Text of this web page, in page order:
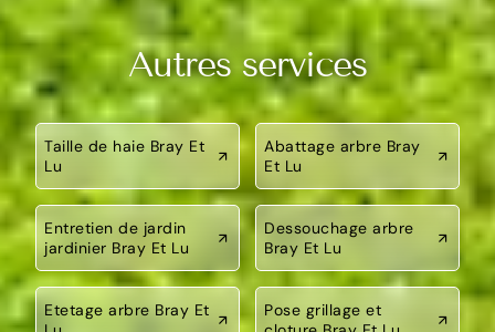
Autres services
Taille de haie Bray Et
Lu
Abattage arbre Bray
Et Lu
Entretien de jardin
jardinier Bray Et Lu
Dessouchage arbre
Bray Et Lu
Etetage arbre Bray Et
Pose grillage et